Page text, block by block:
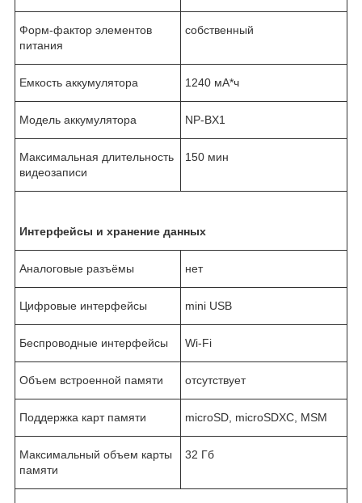
Форм-фактор элементов
питания
собственный
Емкость аккумулятора 1240 мА*ч
Модель аккумулятора NP-BX1
Максимальная длительность
видеозаписи
150 мин
Интерфейсы и хранение данных
Аналоговые разъёмы нет
Цифровые интерфейсы mini USB
Беспроводные интерфейсы Wi-Fi
Объем встроенной памяти отсутствует
Поддержка карт памяти microSD, microSDXC, MSM
Максимальный объем карты
памяти
32 Гб